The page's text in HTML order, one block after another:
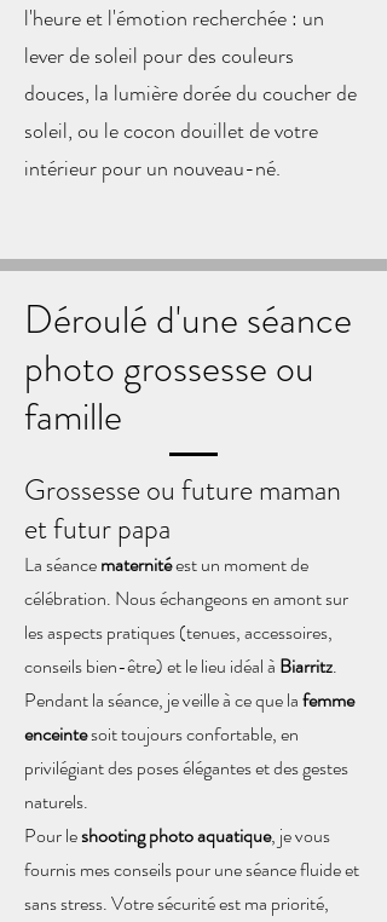
l'heure et l'émotion recherchée : un
lever de soleil pour des couleurs
douces, la lumière dorée du coucher de
soleil, ou le cocon douillet de votre
intérieur pour un nouveau-né.
Déroulé d'une séance
photo grossesse ou
famille
Grossesse ou future maman
et futur papa
La séancematernitéest un moment de
célébration. Nous échangeons en amont sur
les aspects pratiques (tenues, accessoires,
conseils bien-être) et le lieu idéal à Biarritz.
Pendant la séance, je veille à ce que lafemme
enceintesoit toujours confortable, en
privilégiant des poses élégantes et des gestes
naturels.
Pour leshooting photo aquatique, je vous
fournis mes conseils pour une séance fluide et
sans stress. Votre sécurité est ma priorité,